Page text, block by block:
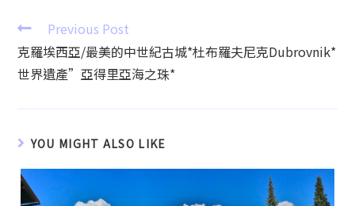
Previous Post
克羅埃西亞/最美的中世紀古城*杜布羅夫尼克Dubrovnik*
世界遺產”亞得里亞海之珠*
YOU MIGHT ALSO LIKE